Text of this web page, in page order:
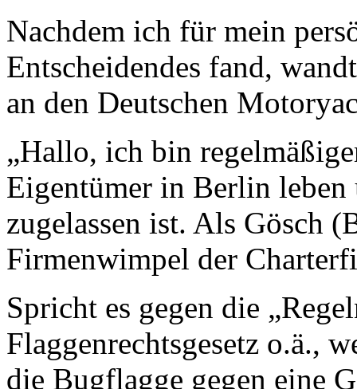
Nachdem ich für mein
Entscheidendes fand,
an den Deutschen
„Hallo, ich bin
Eigentümer in Berlin
zugelassen ist. Als Gösch
Firmenwimpel der
Spricht es gegen die
Flaggenrechtsgesetz o.ä.,
die Bugflagge gegen eine